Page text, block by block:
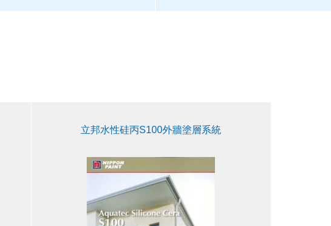
立邦水性硅丙S100外牆塗層系統